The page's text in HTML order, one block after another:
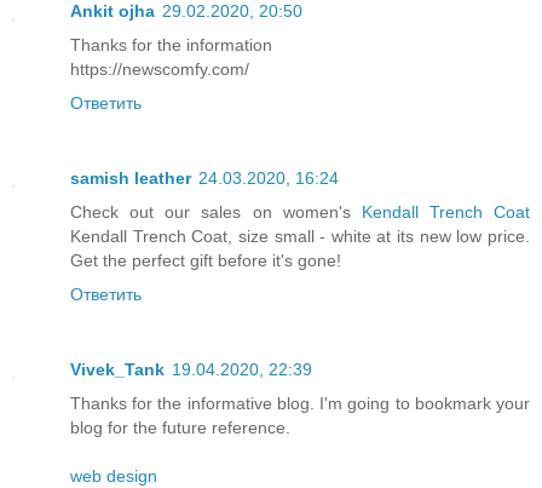
Ankit ojha 29.02.2020, 20:50
Thanks for the information
https://newscomfy.com/
Ответить
samish leather 24.03.2020, 16:24
Check out our sales on women's Kendall Trench Coat
Kendall Trench Coat, size small - white at its new low price.
Get the perfect gift before it's gone!
Ответить
Vivek_Tank 19.04.2020, 22:39
Thanks for the informative blog. I'm going to bookmark your
blog for the future reference.
web design